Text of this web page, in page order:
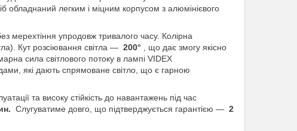
обладнаний легким і міцним корпусом з алюмінієвого
мерехтіння упродовж тривалого часу. Колірна
Кут розсіювання світла — 200° , що дає змогу якісно
сила світлового потоку в лампі VIDEX
які дають спрямоване світло, що є гарною
та високу стійкість до навантажень під час
Слугуватиме довго, що підтверджується гарантією — 2